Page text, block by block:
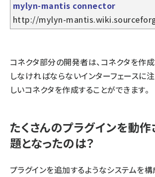
mylyn-mantis connector
http://mylyn-
コネクタ部分の開発者は、コネクタを作
しなければならないインターフェースに
しいコネクタを作成することができます。
たくさんのプラグインを動作
題となったのは？
プラグインを追加するようなシステムを